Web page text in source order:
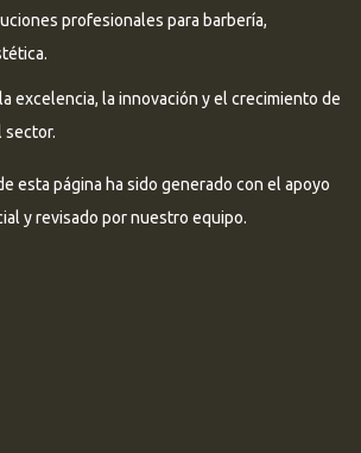
profesionales para barbería,
excelencia, la innovación y el crecimiento de
sector.
esta página ha sido generado con el apoyo
y revisado por nuestro equipo.